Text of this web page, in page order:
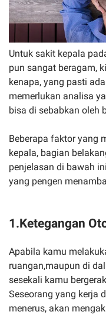
Untuk sakit kepala
pun sangat beragam,
kenapa, yang pasti
memerlukan analisa
bisa di sebabkan oleh
Beberapa faktor yang
kepala, bagian
penjelasan di bawah
yang pengen
1.Ketegangan
Apabila kamu
ruangan,maupun di
sesekali kamu
Seseorang yang kerja
menerus, akan